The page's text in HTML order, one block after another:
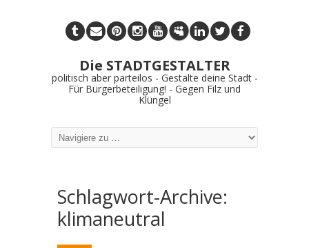
Die STADTGESTALTER
politisch aber parteilos - Gestalte deine Stadt -
Für Bürgerbeteiligung! - Gegen Filz und
Klüngel
Schlagwort-Archive:
klimaneutral